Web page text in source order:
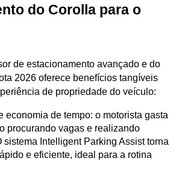
do Corolla para o
de estacionamento avançado e do
2026 oferece benefícios tangíveis
de propriedade do veículo:
economia de tempo: o motorista gasta
procurando vagas e realizando
sistema Intelligent Parking Assist torna
e eficiente, ideal para a rotina